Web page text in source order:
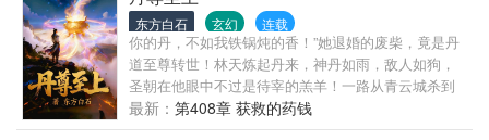
通和一把杀猪刀，林枫砍翻一切欺压自己的妖诡，宗
门，世家，帮派！ 从一介贫民，砍出了一条长生大
道！ ……
功能——画符、炼丹、阵法、傀儡、炼器……掌握修
仙百艺的李青元在修仙界过得风生水起。 … 中国人对
修仙的执念，已经攀升到了一个无法衡量的高度！
东方白石 玄幻 连载
你的丹，不如我铁锅炖的香！”她退婚的废柴，竟是丹
道至尊转世！林天炼起丹来，神丹如雨，敌人如狗，
圣朝在他眼中不过是待宰的羔羊！一路从青云城杀到
中州，踏上界，誓要让整个修仙界都拜倒在他的丹炉
之下！
最新： 第408章 获救的药钱